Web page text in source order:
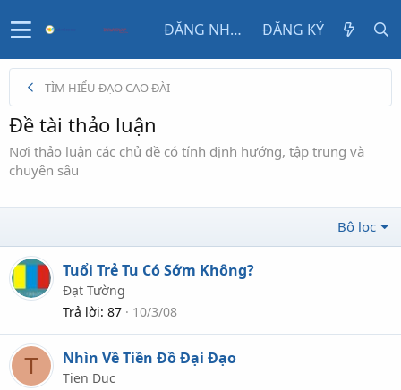
ĐĂNG NHẬP ĐĂNG KÝ
TÌM HIỂU ĐẠO CAO ĐÀI
Đề tài thảo luận
Nơi thảo luận các chủ đề có tính định hướng, tập trung và
chuyên sâu
Bộ lọc
Tuổi Trẻ Tu Có Sớm Không?
Đạt Tường
Trả lời 87 10/3/08
T Nhìn Về Tiền Đồ Đại Đạo
Tien Duc